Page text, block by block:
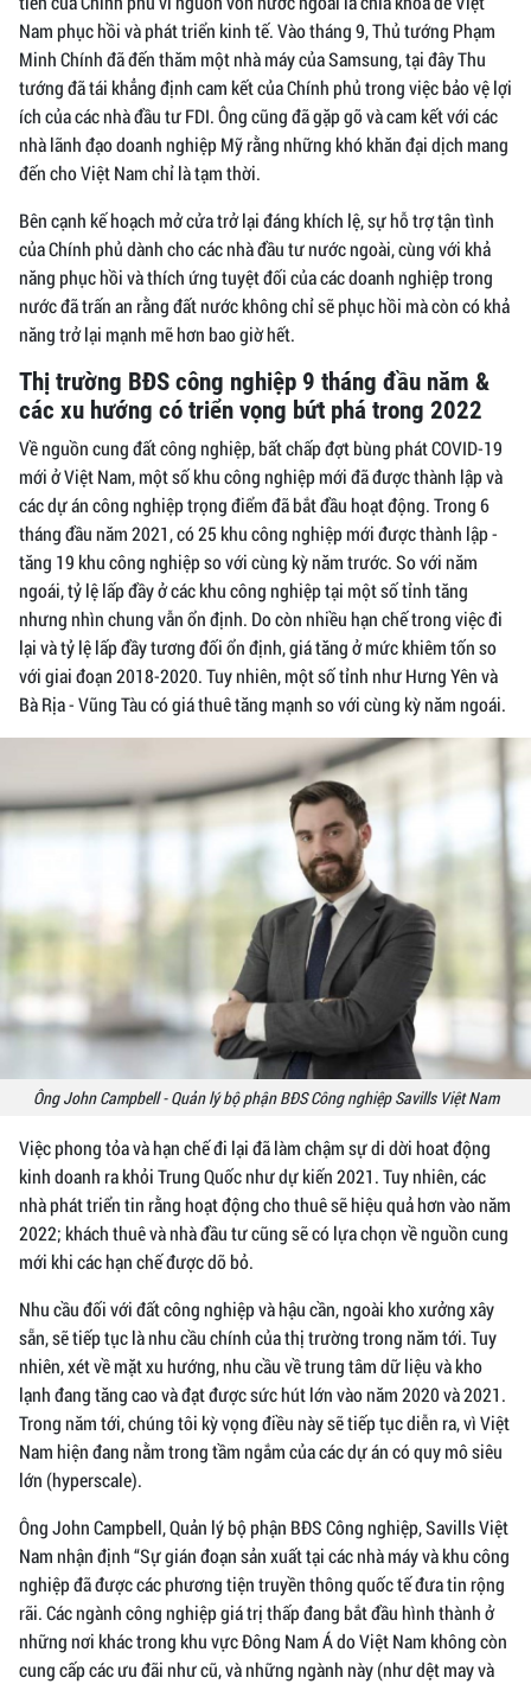
Nam phục hồi và phát triển kinh tế. Vào tháng 9, Thủ tướng Phạm
Minh Chính đã đến thăm một nhà máy của Samsung, tại đây Thu
tướng đã tái khẳng định cam kết của Chính phủ trong việc bảo vệ lợi
ích của các nhà đầu tư FDI. Ông cũng đã gặp gỡ và cam kết với các
nhà lãnh đạo doanh nghiệp Mỹ rằng những khó khăn đại dịch mang
đến cho Việt Nam chỉ là tạm thời.
Bên cạnh kế hoạch mở cửa trở lại đáng khích lệ, sự hỗ trợ tận tình
của Chính phủ dành cho các nhà đầu tư nước ngoài, cùng với khả
năng phục hồi và thích ứng tuyệt đối của các doanh nghiệp trong
nước đã trấn an rằng đất nước không chỉ sẽ phục hồi mà còn có khả
năng trở lại mạnh mẽ hơn bao giờ hết.
Thị trường BĐS công nghiệp 9 tháng đầu năm &
các xu hướng có triển vọng bứt phá trong 2022
Về nguồn cung đất công nghiệp, bất chấp đợt bùng phát COVID-19
mới ở Việt Nam, một số khu công nghiệp mới đã được thành lập và
các dự án công nghiệp trọng điểm đã bắt đầu hoạt động. Trong 6
tháng đầu năm 2021, có 25 khu công nghiệp mới được thành lập -
tăng 19 khu công nghiệp so với cùng kỳ năm trước. So với năm
ngoái, tỷ lệ lấp đầy ở các khu công nghiệp tại một số tỉnh tăng
nhưng nhìn chung vẫn ổn định. Do còn nhiều hạn chế trong việc đi
lại và tỷ lệ lấp đầy tương đối ổn định, giá tăng ở mức khiêm tốn so
với giai đoạn 2018-2020. Tuy nhiên, một số tỉnh như Hưng Yên và
Bà Rịa - Vũng Tàu có giá thuê tăng mạnh so với cùng kỳ năm ngoái.
Ông John Campbell - Quản lý bộ phận BĐS Công nghiệp Savills Việt Nam
Việc phong tỏa và hạn chế đi lại đã làm chậm sự di dời hoat động
kinh doanh ra khỏi Trung Quốc như dự kiến 2021. Tuy nhiên, các
nhà phát triển tin rằng hoạt động cho thuê sẽ hiệu quả hơn vào năm
2022; khách thuê và nhà đầu tư cũng sẽ có lựa chọn về nguồn cung
mới khi các hạn chế được dỡ bỏ.
Nhu cầu đối với đất công nghiệp và hậu cần, ngoài kho xưởng xây
sẵn, sẽ tiếp tục là nhu cầu chính của thị trường trong năm tới. Tuy
nhiên, xét về mặt xu hướng, nhu cầu về trung tâm dữ liệu và kho
lạnh đang tăng cao và đạt được sức hút lớn vào năm 2020 và 2021.
Trong năm tới, chúng tôi kỳ vọng điều này sẽ tiếp tục diễn ra, vì Việt
Nam hiện đang nằm trong tầm ngắm của các dự án có quy mô siêu
lớn (hyperscale).
Ông John Campbell, Quản lý bộ phận BĐS Công nghiệp, Savills Việt
Nam nhận định “Sự gián đoạn sản xuất tại các nhà máy và khu công
nghiệp đã được các phương tiện truyền thông quốc tế đưa tin rộng
rãi. Các ngành công nghiệp giá trị thấp đang bắt đầu hình thành ở
những nơi khác trong khu vực Đông Nam Á do Việt Nam không còn
cung cấp các ưu đãi như cũ, và những ngành này (như dệt may và